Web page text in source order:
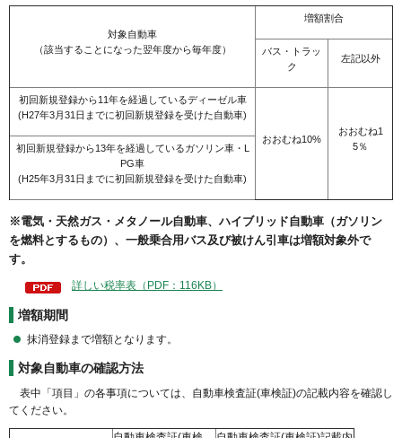
対象自動車
（該当することになった翌年度から毎年度）
増額割合
バス・トラッ
ク
左記以外
初回新規登録から11年を経過しているディーゼル車
(H27年3月31日までに初回新規登録を受けた自動車)
おおむね10%
おおむね1
5％
初回新規登録から13年を経過しているガソリン車・L
PG車
(H25年3月31日までに初回新規登録を受けた自動車)
※電気・天然ガス・メタノール自動車、ハイブリッド自動車（ガソリン
を燃料とするもの）、一般乗合用バス及び被けん引車は増額対象外で
す。
詳しい税率表（PDF：116KB）
増額期間
抹消登録まで増額となります。
対象自動車の確認方法
表中「項目」の各事項については、自動車検査証(車検証)の記載内容を確認し
てください。